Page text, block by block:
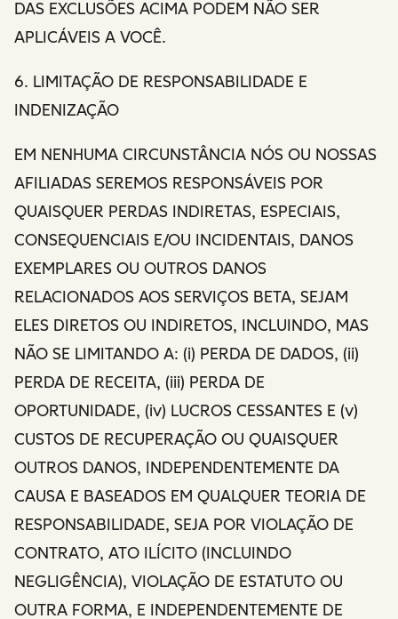
DAS EXCLUSÕES ACIMA PODEM NÃO SER
APLICÁVEIS A VOCÊ.
6. LIMITAÇÃO DE RESPONSABILIDADE E
INDENIZAÇÃO
EM NENHUMA CIRCUNSTÂNCIA NÓS OU NOSSAS
AFILIADAS SEREMOS RESPONSÁVEIS POR
QUAISQUER PERDAS INDIRETAS, ESPECIAIS,
CONSEQUENCIAIS E/OU INCIDENTAIS, DANOS
EXEMPLARES OU OUTROS DANOS
RELACIONADOS AOS SERVIÇOS BETA, SEJAM
ELES DIRETOS OU INDIRETOS, INCLUINDO, MAS
NÃO SE LIMITANDO A: (i) PERDA DE DADOS, (ii)
PERDA DE RECEITA, (iii) PERDA DE
OPORTUNIDADE, (iv) LUCROS CESSANTES E (v)
CUSTOS DE RECUPERAÇÃO OU QUAISQUER
OUTROS DANOS, INDEPENDENTEMENTE DA
CAUSA E BASEADOS EM QUALQUER TEORIA DE
RESPONSABILIDADE, SEJA POR VIOLAÇÃO DE
CONTRATO, ATO ILÍCITO (INCLUINDO
NEGLIGÊNCIA), VIOLAÇÃO DE ESTATUTO OU
OUTRA FORMA, E INDEPENDENTEMENTE DE